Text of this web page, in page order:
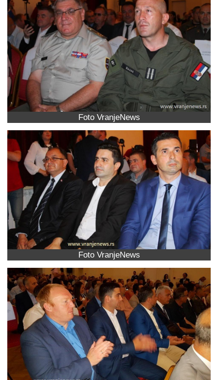
Foto VranjeNews
Foto VranjeNews